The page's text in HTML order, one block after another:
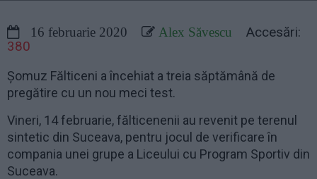
16 februarie 2020 Alex Săvescu
Accesări:
380
Șomuz Fălticeni a încehiat a treia săptămână de
pregătire cu un nou meci test.
Vineri, 14 februarie, fălticenenii au revenit pe terenul
sintetic din Suceava, pentru jocul de verificare în
compania unei grupe a Liceului cu Program Sportiv din
Suceava.